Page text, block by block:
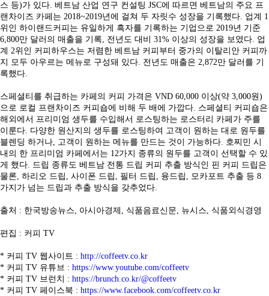
스 등)가 있다. 베트남 산업 연구 컨설팅 JSC에 따르면 베트남의 주요 프
랜차이즈 카페는 2018~2019년에 걸쳐 두 자릿수 성장을 기록했다. 업계 1
위인 하이랜드커피는 유일하게 흑자를 기록하는 기업으로 2019년 기준
6,800만 달러의 매출을 기록, 전년도 대비 31% 이상의 성장을 보였다. 업
계 2위인 커피하우스는 저렴한 베트남 커피부터 중가의 이탈리안 커피까
지 모두 아우르는 메뉴로 구성돼 있다. 전년도 매출은 2,872만 달러를 기
록했다.
스페셜티를 취급하는 카페의 커피 가격은 VND 60,000 이상(약 3,000원)
으로 로컬 프랜차이즈 커피숍에 비해 두 배에 가깝다. 스페셜티 커피숍은
해외에서 프리미엄 생두를 수입해서 로스팅하는 로스터리 카페가 주를
이룬다. 다양한 원산지의 생두를 로스팅하여 고객이 원하는 대로 원두를
블렌딩 하거나, 고객이 원하는 메뉴를 만드는 것이 가능하다. 호찌민 시
내의 한 프리미엄 카페에서는 12가지 종류의 원두를 고객이 선택할 수 있
게 했다. 드립 종류도 베트남 전통 드립 커피 추출 방식인 핀 커피 드립은
물론, 하리오 드립, 사이폰 드립, 필터 드립, 융드립, 모카포트 추출 등 8
가지가 넘는 드립과 추출 방식을 갖추었다.
출처 : 한국방송뉴스, 아시아경제, 식품음료신문, 뉴시스, 식품외식경영
편집 : 커피 TV
* 커피 TV 웹사이트 : http://coffeetv.co.kr
* 커피 TV 유튜브 : https://www.youtube.com/coffeetv
* 커피 TV 브런치 : https://brunch.co.kr/@coffeetv
* 커피 TV 페이스북 : https://www.facebook.com/coffeetv.co.kr